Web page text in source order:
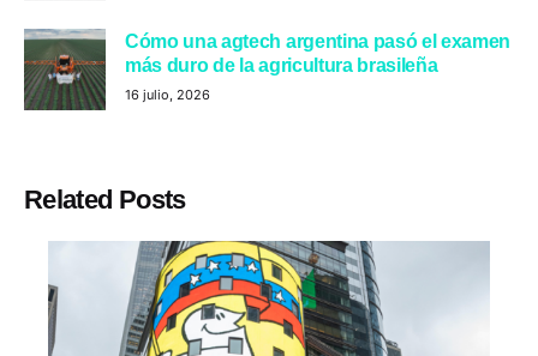
Cómo una agtech argentina pasó el examen
más duro de la agricultura brasileña
16 julio, 2026
Related Posts